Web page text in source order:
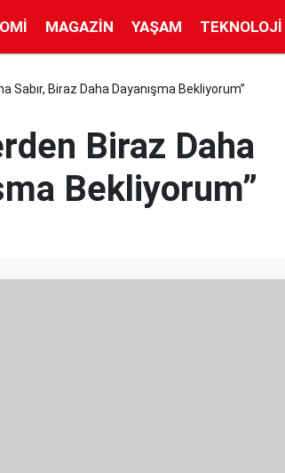
MAGAZIN YAŞAM TEKNOLOJI
Sabır, Biraz Daha Dayanışma Bekliyorum”
Biraz Daha
Bekliyorum”